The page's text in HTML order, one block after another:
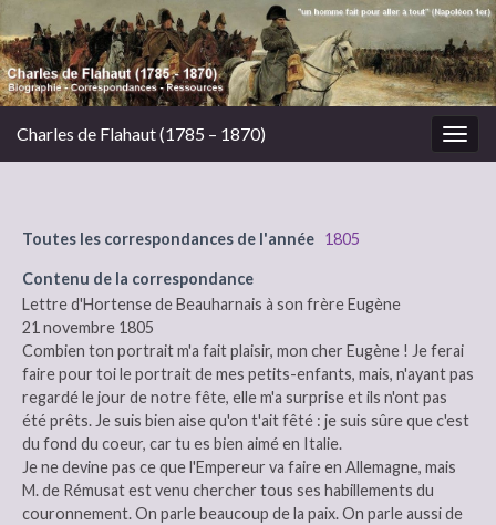
Charles de Flahaut (1785 – 1870)
Toutes les correspondances de l'année 1805
Contenu de la correspondance
Lettre d'Hortense de Beauharnais à son frère Eugène
21 novembre 1805
Combien ton portrait m'a fait plaisir, mon cher Eugène ! Je ferai
faire pour toi le portrait de mes petits-enfants, mais, n'ayant pas
regardé le jour de notre fête, elle m'a surprise et ils n'ont pas
été prêts. Je suis bien aise qu'on t'ait fêté : je suis sûre que c'est
du fond du coeur, car tu es bien aimé en Italie.
Je ne devine pas ce que l'Empereur va faire en Allemagne, mais
M. de Rémusat est venu chercher tous ses habillements du
couronnement. On parle beaucoup de la paix. On parle aussi de